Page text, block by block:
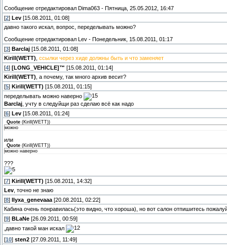
Сообщение отредактировал Dima063 - Пятница, 25.05.2012, 16:47
[2] Lev [15.08.2011, 01:08]
давно такого искал, вопрос, переделывать можно?
Сообщение отредактировал
Lev - Понедельник, 15.08.2011, 01:17
[3] Barclaj [15.08.2011, 01:08]
Kirill(WETT) ссылки через хиде должны быть и что заменяет
[4] [LONG_VEHICLE]™ [15.08.2011, 01:14]
Kirill(WETT) , а почему, так много архив весит?
[5] Kirill(WETT) [15.08.2011, 01:15]
переделывать можно наверно
Barclaj , учту в следуйщи раз сделаю всё как надо
[6] Lev [15.08.2011, 01:24]
Quote (Kirill(WETT))
можно
или
Quote (Kirill(WETT))
можно наверно
???
[7] Kirill(WETT) [15.08.2011, 14:32]
Lev , точно не знаю
[8] Ilyxa_genevaaa [20.08.2011, 02:22]
Кабина очень понравилась(это видно, что хороша), но вот салон отпишитесь
[9] BLaNe [26.09.2011, 00:59]
,давно такой ман искал
[10] sten2 [27.09.2011, 11:49]